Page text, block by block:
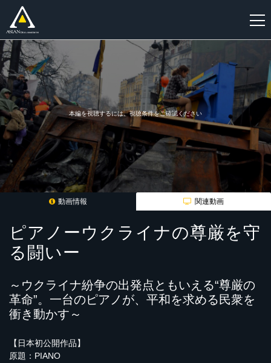
新
規
登
録
本編を視聴するには、視聴条件をご確認ください
動画情報 関連動画
ピアノーウクライナの尊厳を守
る闘いー
～ウクライナ紛争の出発点ともいえる“尊厳の
革命”。一台のピアノが、平和を求める民衆を
衝き動かす～
【日本初公開作品】
原題：PIANO